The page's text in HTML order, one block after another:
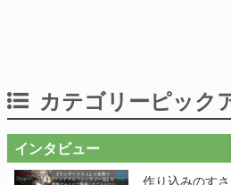
カテゴリーピック
インタビュー
作り込みのす